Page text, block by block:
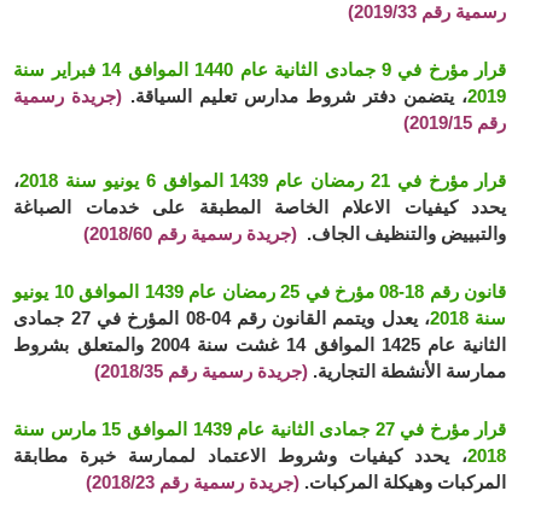
رسمية رقم 2019/33)
قرار مؤرخ في 9 جمادى الثانية عام 1440 الموافق 14 فبراير سنة
2019، يتضمن دفتر شروط مدارس تعليم السياقة. (جريدة رسمية
رقم 2019/15)
قرار مؤرخ في 21 رمضان عام 1439 الموافق 6 يونيو سنة 2018
،
يحدد كيفيات الاعلام الخاصة المطبقة على خدمات الصباغة
والتبييض والتنظيف الجاف. (جريدة رسمية رقم 2018/60)
قانون رقم 18-08 مؤرخ في 25 رمضان عام 1439 الموافق 10 يونيو
سنة 2018
، يعدل ويتمم القانون رقم 04-08 المؤرخ في 27 جمادى
الثانية عام 1425 الموافق 14 غشت سنة 2004 والمتعلق بشروط
ممارسة الأنشطة التجارية. (جريدة رسمية رقم 2018/35)
قرار مؤرخ في 27 جمادى الثانية عام 1439 الموافق 15 مارس سنة
2018، يحدد كيفيات وشروط الاعتماد لممارسة خبرة مطابقة
المركبات وهيكلة المركبات. (جريدة رسمية رقم 2018/23)